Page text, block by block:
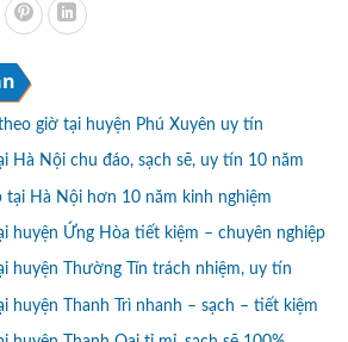
giờ tại huyện Phú Xuyên uy tín
Hà Nội chu đáo, sạch sẽ, uy tín 10 năm
tại Hà Nội hơn 10 năm kinh nghiệm
huyện Ứng Hòa tiết kiệm – chuyên nghiệp
huyện Thường Tín trách nhiệm, uy tín
huyện Thanh Trì nhanh – sạch – tiết kiệm